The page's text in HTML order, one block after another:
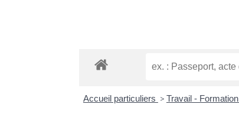
Accueil particuliers > Travail - Formation